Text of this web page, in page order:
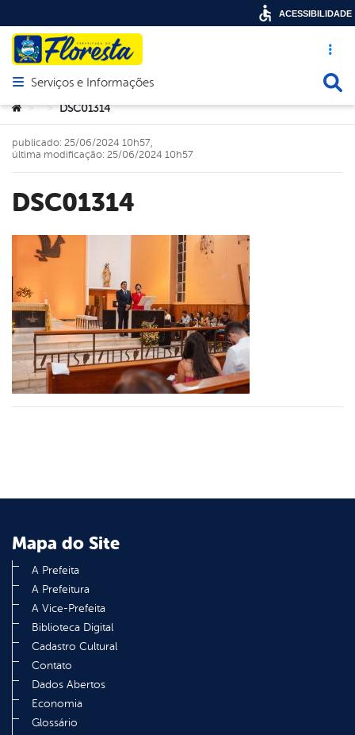
Acesso
Abrir menu principal de navegação
Serviços e Informações
Você está aqui:
> > DSC01314
DSC01314
publicado: 25/06/2024 10h57,
última modificação: 25/06/2024 10h57
Mapa do Site
A Prefeita
A Prefeitura
A Vice-Prefeita
Biblioteca Digital
Cadastro Cultural
Contato
Dados Abertos
Economia
Glossário
ACESSIBILIDADE